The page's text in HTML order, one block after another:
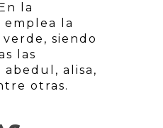
la
emplea la
siendo
las
alisa,
otras.